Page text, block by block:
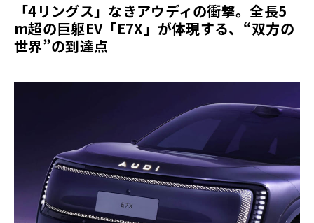
「4リングス」なきアウディの衝撃。全長5
m超の巨躯EV「E7X」が体現する、“双方の
世界”の到達点